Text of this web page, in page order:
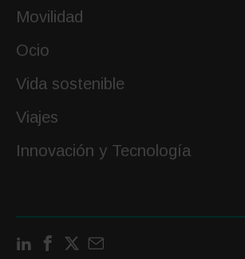
Movilidad
Ocio
Vida sostenible
Viajes
Innovación y Tecnología
LinkedIn
FacebookContactar